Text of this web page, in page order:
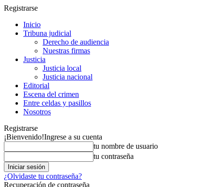
Registrarse
Inicio
Tribuna judicial
Derecho de audiencia
Nuestras firmas
Justicia
Justicia local
Justicia nacional
Editorial
Escena del crimen
Entre celdas y pasillos
Nosotros
Registrarse
¡Bienvenido!Ingrese a su cuenta
tu nombre de usuario
tu contraseña
¿Olvidaste tu contraseña?
Recuperación de contraseña